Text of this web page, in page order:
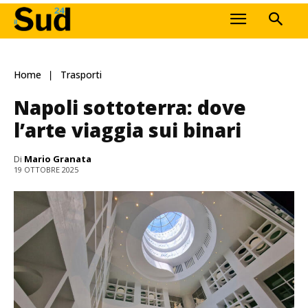
Home Trasporti
Napoli sottoterra: dove
l’arte viaggia sui binari
Di Mario Granata
19 OTTOBRE 2025